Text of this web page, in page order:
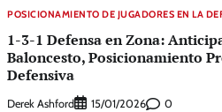
POSICIONAMIENTO DE JUGADORES EN LA
1-3-1 Defensa en Zona:
Baloncesto, Posicionamiento
Defensiva
Derek Ashford 15/01/2026 0